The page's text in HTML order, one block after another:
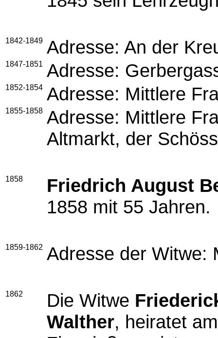
1842-1849 Adresse: An der
1847-1851 Adresse:
1852-1854 Adresse: Mittlere
1855-1858 Adresse: Mittlere
Altmarkt, der
1858
Friedrich August
1858 mit 55 Jahren.
1859-1862 Adresse der Witwe:
1862 Die Witwe
Walther, heiratet